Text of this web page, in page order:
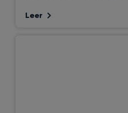
Leer